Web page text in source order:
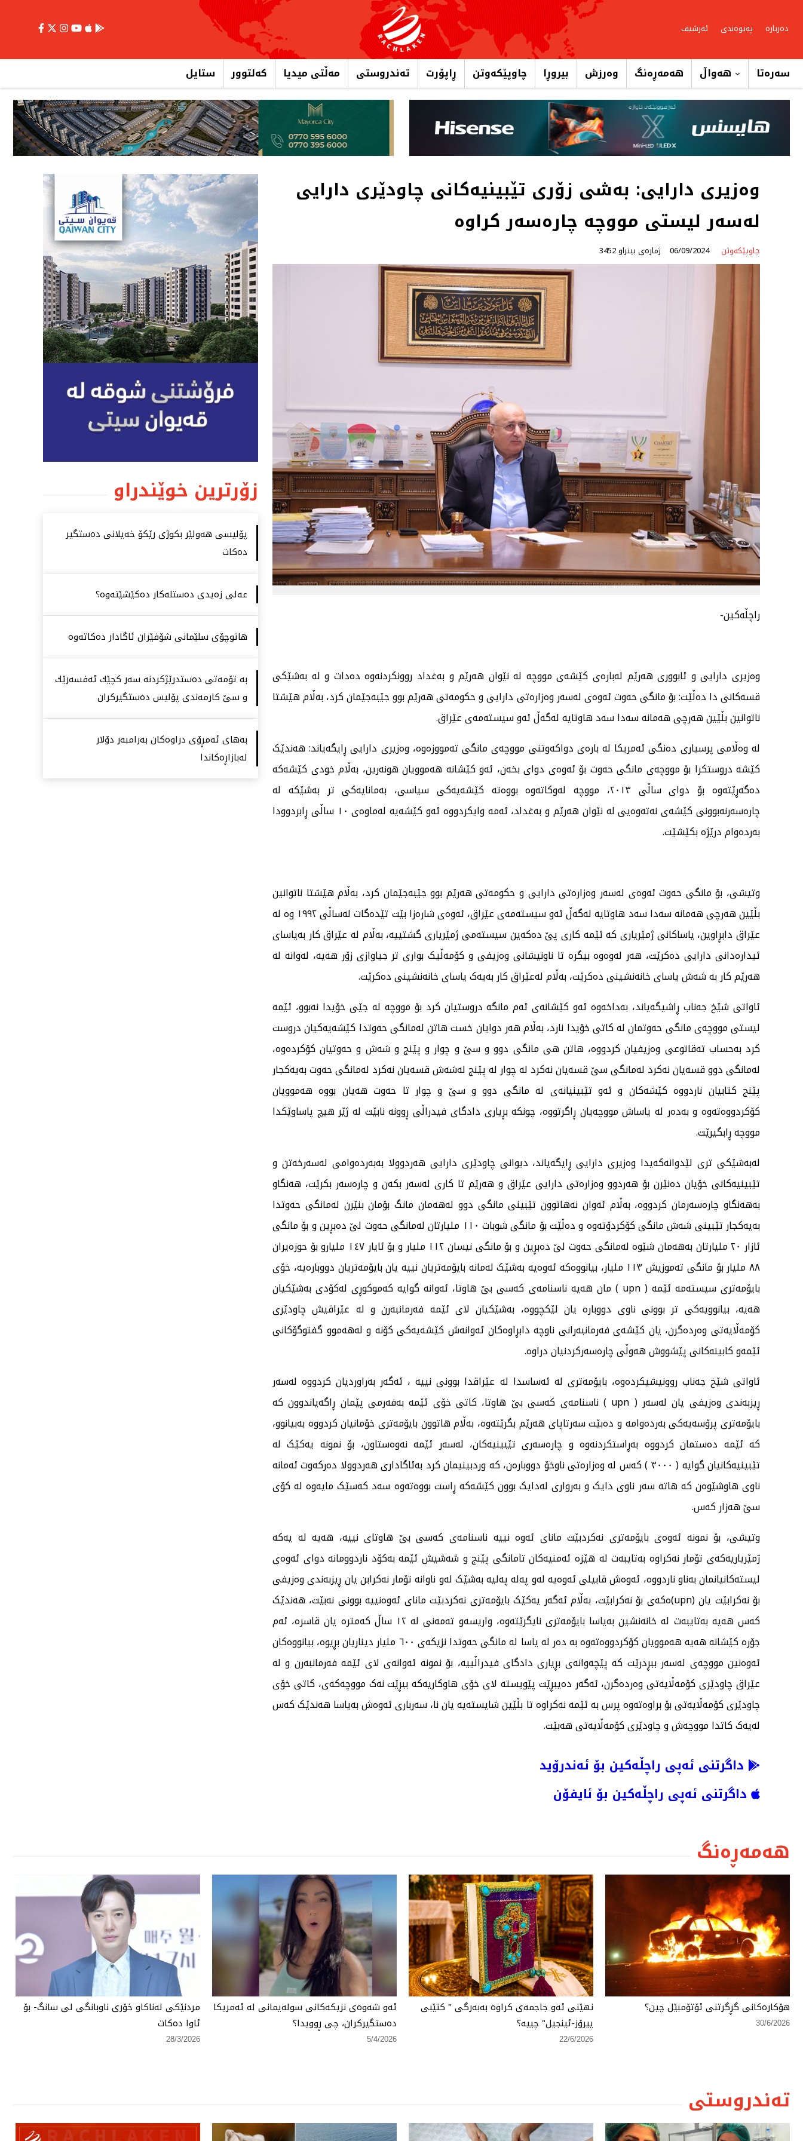
دەربارە پەیوەندی ئەرشیف
سەرەتا هەواڵ هەمەڕەنگ وەرزش بیروڕا چاوپێکەوتن ڕاپۆرت تەندروستی مەڵتی میدیا کەلتوور ستایل
وەزیری دارایی: بەشی زۆری تێبینیەکانی چاودێری دارایی
لەسەر لیستی مووچە چارەسەر کراوە
چاوپێکەوتن 06/09/2024 ژمارەی بینراو 3452
راچڵەکین-
وەزیری دارایی و ئابووری هەرێم لەبارەی کێشەی مووچە لە نێوان هەرێم و بەغداد روونکردنەوە دەدات و لە بەشێکی
قسەکانی دا دەڵێت: بۆ مانگی حەوت ئەوەی لەسەر وەزارەتی دارایی و حکومەتی هەرێم بوو جێبەجێمان کرد، بەڵام هێشتا
ناتوانین بڵێین هەرچی هەمانە سەدا سەد هاوتایە لەگەڵ ئەو سیستەمەی عێراق.
لە وەڵامی پرسیاری دەنگی ئەمریکا لە بارەی دواکەوتنی مووچەی مانگی تەمووزەوە، وەزیری دارایی ڕایگەیاند: هەندێک
کێشە دروستکرا بۆ مووچەی مانگی حەوت بۆ ئەوەی دوای بخەن، ئەو کێشانە هەموویان هونەرین، بەڵام خودی کێشەکە
دەگەڕێتەوە بۆ دوای ساڵی ٢٠١٣، مووچە لەوکاتەوە بووەتە کێشەیەکی سیاسی، بەمانایەکی تر بەشێکە لە
چارەسەرنەبوونی کێشەی نەتەوەیی لە نێوان هەرێم و بەغداد، ئەمە وایکردووە ئەو کێشەیە لەماوەی ١٠ ساڵی ڕابردوودا
بەردەوام درێژە بکێشێت.
وتیشی، بۆ مانگی حەوت ئەوەی لەسەر وەزارەتی دارایی و حکومەتی هەرێم بوو جێبەجێمان کرد، بەڵام هێشتا ناتوانین
بڵێین هەرچی هەمانە سەدا سەد هاوتایە لەگەڵ ئەو سیستەمەی عێراق، ئەوەی شارەزا بێت تێدەگات لەساڵی ١٩٩٢ وە لە
عێراق دابڕاوین، یاساکانی ژمێریاری کە ئێمە کاری پێ دەکەین سیستەمی ژمێریاری گشتییە، بەڵام لە عێراق کار بەیاسای
ئیدارەدانی دارایی دەکرێت، هەر لەوەوە بیگرە تا ناونیشانی وەزیفی و کۆمەڵیک بواری تر جیاوازی زۆر هەیە، لەوانە لە
هەرێم کار بە شەش یاسای خانەنشینی دەکرێت، بەڵام لەعێراق کار بەیەک یاسای خانەنشینی دەکرێت.
ئاواتی شێخ جەناب ڕاشیگەیاند، بەداخەوە ئەو کێشانەی ئەم مانگە دروستیان کرد بۆ مووچە لە جێی خۆیدا نەبوو، ئێمە
لیستی مووچەی مانگی حەوتمان لە کاتی خۆیدا نارد، بەڵام هەر دوایان خست هاتن لەمانگی حەوتدا کێشەیەکیان دروست
کرد بەحساب تەقاتوعی وەزیفیان کردووە، هاتن هی مانگی دوو و سێ و چوار و پێنج و شەش و حەوتیان کۆکردەوە،
لەمانگی دوو قسەیان نەکرد لەمانگی سێ قسەیان نەکرد لە چوار لە پێنج لەشەش قسەیان نەکرد لەمانگی حەوت بەیەکجار
پێنج کتابیان ناردووە کێشەکان و ئەو تێبینیانەی لە مانگی دوو و سێ و چوار تا حەوت هەیان بووە هەموویان
کۆکردووەتەوە و بەدەر لە یاساش مووچەیان ڕاگرتووە، چونکە بڕیاری دادگای فیدراڵی ڕوونە نابێت لە ژێر هیچ پاساوێکدا
مووچە ڕابگیرێت.
لەبەشێکی تری لێدوانەکەیدا وەزیری دارایی ڕایگەیاند، دیوانی چاودێری دارایی هەردوولا بەبەردەوامی لەسەرخەتن و
تێبینیەکانی خۆیان دەنێرن بۆ هەردوو وەزارەتی دارایی عێراق و هەرێم تا کاری لەسەر بکەن و چارەسەر بکرێت، هەنگاو
بەهەنگاو چارەسەرمان کردووە، بەڵام ئەوان نەهاتوون تێبینی مانگی دوو لەهەمان مانگ بۆمان بنێرن لەمانگی حەوتدا
بەیەکجار تێبینی شەش مانگی کۆکردۆتەوە و دەڵێت بۆ مانگی شوبات ١١٠ ملیارتان لەمانگی حەوت لێ دەبڕین و بۆ مانگی
ئازار ٢٠ ملیارتان بەهەمان شێوە لەمانگی حەوت لێ دەبڕین و بۆ مانگی نیسان ١١٢ ملیار و بۆ ئایار ١٤٧ ملیارو بۆ حوزەیران
٨٨ ملیار بۆ مانگی تەموزیش ١١٣ ملیار، بیانووەکە ئەوەیە بەشێک لەمانە بایۆمەتریان نییە یان بایۆمەتریان دووبارەیە، خۆی
بایۆمەتری سیستەمە ئێمە ( upn ) مان هەیە ناسنامەی کەسی بێ هاوتا، ئەوانە گوایە کەموکوڕی لەکۆدی بەشێکیان
هەیە، بیانوویەکی تر بوونی ناوی دووبارە یان لێکچووە، بەشێکیان لای ئێمە فەرمانبەرن و لە عێراقیش چاودێری
کۆمەڵایەتی وەردەگرن، یان کێشەی فەرمانبەرانی ناوچە دابڕاوەکان ئەوانەش کێشەیەکی کۆنە و لەهەموو گفتوگۆکانی
ئێمەو کابینەکانی پێشووش هەوڵی چارەسەرکردنیان دراوە.
ئاواتی شێخ جەناب روونیشیکردەوە، بایۆمەتری لە ئەساسدا لە عێراقدا بوونی نییە ، ئەگەر بەراوردیان کردووە لەسەر
ڕیزبەندی وەزیفی یان لەسەر ( upn ) ناسنامەی کەسی بێ هاوتا، کاتی خۆی ئێمە بەفەرمی پێمان ڕاگەیاندوون کە
بایۆمەتری پرۆسەیەکی بەردەوامە و دەبێت سەرتاپای هەرێم بگرێتەوە، بەڵام هاتوون بایۆمەتری خۆمانیان کردووە بەبیانوو،
کە ئێمە دەستمان کردووە بەڕاستکردنەوە و چارەسەری تێبینیەکان، لەسەر ئێمە نەوەستاون، بۆ نمونە یەکێک لە
تێبینیەکانیان گوایە ( ٣٠٠٠ ) کەس لە وەزارەتی ناوخۆ دووبارەن، کە وردبینیمان کرد بەئاگاداری هەردوولا دەرکەوت ئەمانە
ناوی هاوشێوەن کە هاتە سەر ناوی دایک و بەرواری لەدایک بوون کێشەکە ڕاست بووەتەوە سەد کەسێک مایەوە لە کۆی
سێ هەزار کەس.
وتیشی، بۆ نمونە ئەوەی بایۆمەتری نەکردبێت مانای ئەوە نییە ناسنامەی کەسی بێ هاوتای نییە، هەیە لە یەکە
ژمێریاریەکەی تۆمار نەکراوە بەتایبەت لە هێزە ئەمنیەکان تامانگی پێنج و شەشیش ئێمە بەکۆد ناردوومانە دوای ئەوەی
لیستەکانیانمان بەناو ناردووە، ئەوەش قابیلی ئەوەیە لەو پەلە پەلیە بەشێک لەو ناوانە تۆمار نەکرابن یان ڕیزبەندی وەزیفی
بۆ نەکرابێت یان (upn)ەکەی بۆ نەکرابێت، بەڵام ئەگەر یەکێک بایۆمەتری نەکردبێت مانای ئەوەنییە بوونی نەبێت، هەندێک
کەس هەیە بەتایبەت لە خانەنشین بەیاسا بایۆمەتری نایگرێتەوە، واریسەو تەمەنی لە ١٢ ساڵ کەمترە یان قاسرە، ئەم
جۆرە کێشانە هەیە هەموویان کۆکردووەتەوە بە دەر لە یاسا لە مانگی حەوتدا نزیکەی ٦٠٠ ملیار دیناریان بڕیوە، بیانووەکان
ئەوەنین مووچەی لەسەر ببڕدرێت کە پێچەوانەی بڕیاری دادگای فیدراڵییە، بۆ نمونە ئەوانەی لای ئێمە فەرمانبەرن و لە
عێراق چاودێری کۆمەڵایەتی وەردەگرن، ئەگەر دەیبڕێت پێویستە لای خۆی هاوکاریەكە ببڕێت نەک مووچەکەی، کاتی خۆی
چاودێری کۆمەڵایەتی بۆ براوەتەوە پرس بە ئێمە نەکراوە تا بڵێین شایستەیە یان نا، سەرباری ئەوەش بەیاسا هەندێک کەس
لەیەک کاتدا مووچەش و چاودێری کۆمەڵایەتی هەبێت.
داگرتنی ئەپی راچڵەکین بۆ ئەندرۆید
داگرتنی ئەپی راچڵەکین بۆ ئایفۆن
زۆرترین خوێندراو
پۆلیسی هەولێر بكوژی رێكۆ خەیلانی دەستگیر
دەكات
عەلی زەیدی دەستلەكار دەكێشێتەوە؟
هاتوچۆی سلێمانی شۆفێران ئاگادار دەكاتەوە
بە تۆمەتی دەستدرێژكردنە سەر كچێك ئەفسەرێك
و سێ كارمەندی پۆلیس دەستگیركران
بەهای ئەمڕۆی دراوەكان بەرامبەر دۆلار
لەبازاڕەكاندا
هەمەڕەنگ
هۆكارەكانی گڕگرتنی ئۆتۆمبێل چین؟
30/6/2026
نهێنی ئەو جاجمەی كراوە بەبەرگی " كتێبی
پیرۆز-ئینجیل" چییە؟
22/6/2026
ئەو شەوەی نزیكەكانی سولەیمانی لە ئەمریكا
دەستگیركران، چی ڕوویدا؟
5/4/2026
مردنێكی لەناكاو خۆری ناوبانگی لی سانگ- بۆ
ئاوا دەكات
28/3/2026
تەندروستی